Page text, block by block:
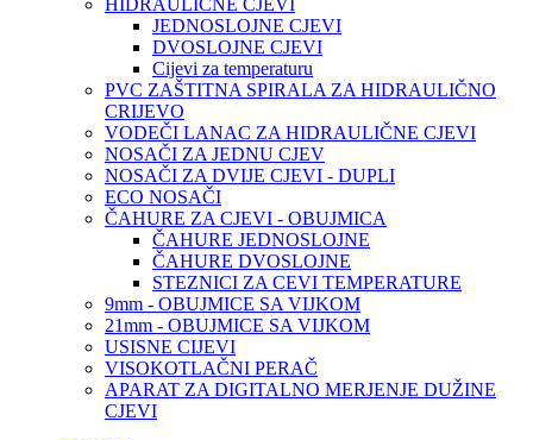
HIDRAULIČNE CJEVI
JEDNOSLOJNE CJEVI
DVOSLOJNE CJEVI
Cijevi za temperaturu
PVC ZAŠTITNA SPIRALA ZA HIDRAULIČNO
CRIJEVO
VODEČI LANAC ZA HIDRAULIČNE CJEVI
NOSAČI ZA JEDNU CJEV
NOSAČI ZA DVIJE CJEVI - DUPLI
ECO NOSAČI
ČAHURE ZA CJEVI - OBUJMICA
ČAHURE JEDNOSLOJNE
ČAHURE DVOSLOJNE
STEZNICI ZA CEVI TEMPERATURE
9mm - OBUJMICE SA VIJKOM
21mm - OBUJMICE SA VIJKOM
USISNE CIJEVI
VISOKOTLAČNI PERAČ
APARAT ZA DIGITALNO MERJENJE DUŽINE
CJEVI